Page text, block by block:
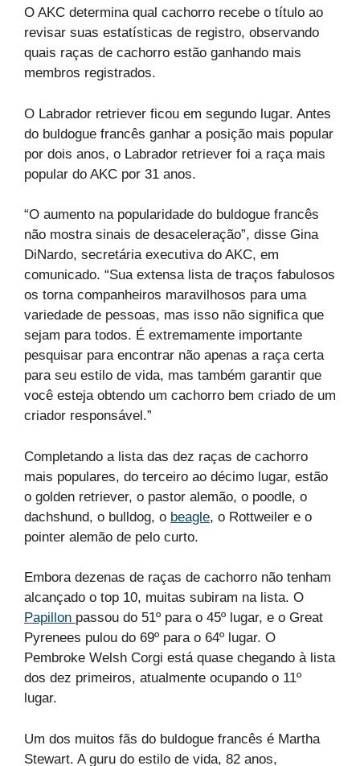
O AKC determina qual cachorro recebe o título ao
revisar suas estatísticas de registro, observando
quais raças de cachorro estão ganhando mais
membros registrados.
O Labrador retriever ficou em segundo lugar. Antes
do buldogue francês ganhar a posição mais popular
por dois anos, o Labrador retriever foi a raça mais
popular do AKC por 31 anos.
“O aumento na popularidade do buldogue francês
não mostra sinais de desaceleração”, disse Gina
DiNardo, secretária executiva do AKC, em
comunicado. “Sua extensa lista de traços fabulosos
os torna companheiros maravilhosos para uma
variedade de pessoas, mas isso não significa que
sejam para todos. É extremamente importante
pesquisar para encontrar não apenas a raça certa
para seu estilo de vida, mas também garantir que
você esteja obtendo um cachorro bem criado de um
criador responsável.”
Completando a lista das dez raças de cachorro
mais populares, do terceiro ao décimo lugar, estão
o golden retriever, o pastor alemão, o poodle, o
dachshund, o bulldog, o beagle, o Rottweiler e o
pointer alemão de pelo curto.
Embora dezenas de raças de cachorro não tenham
alcançado o top 10, muitas subiram na lista. O
Papillon passou do 51º para o 45º lugar, e o Great
Pyrenees pulou do 69º para o 64º lugar. O
Pembroke Welsh Corgi está quase chegando à lista
dos dez primeiros, atualmente ocupando o 11º
lugar.
Um dos muitos fãs do buldogue francês é Martha
Stewart. A guru do estilo de vida, 82 anos,